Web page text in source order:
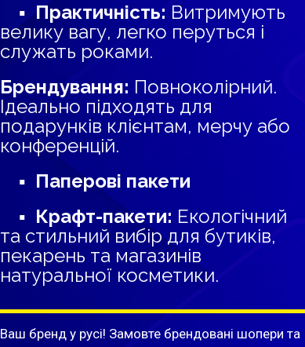
▪ Практичність: Витримують
велику вагу, легко перуться і
служать роками.
Брендування: Повноколірний.
Ідеально підходять для
подарунків клієнтам, мерчу або
конференцій.
▪ Паперові пакети
▪ Крафт-пакети: Екологічний
та стильний вибір для бутиків,
пекарень та магазинів
натуральної косметики.
Ваш бренд у русі! Замовте брендовані шопери та